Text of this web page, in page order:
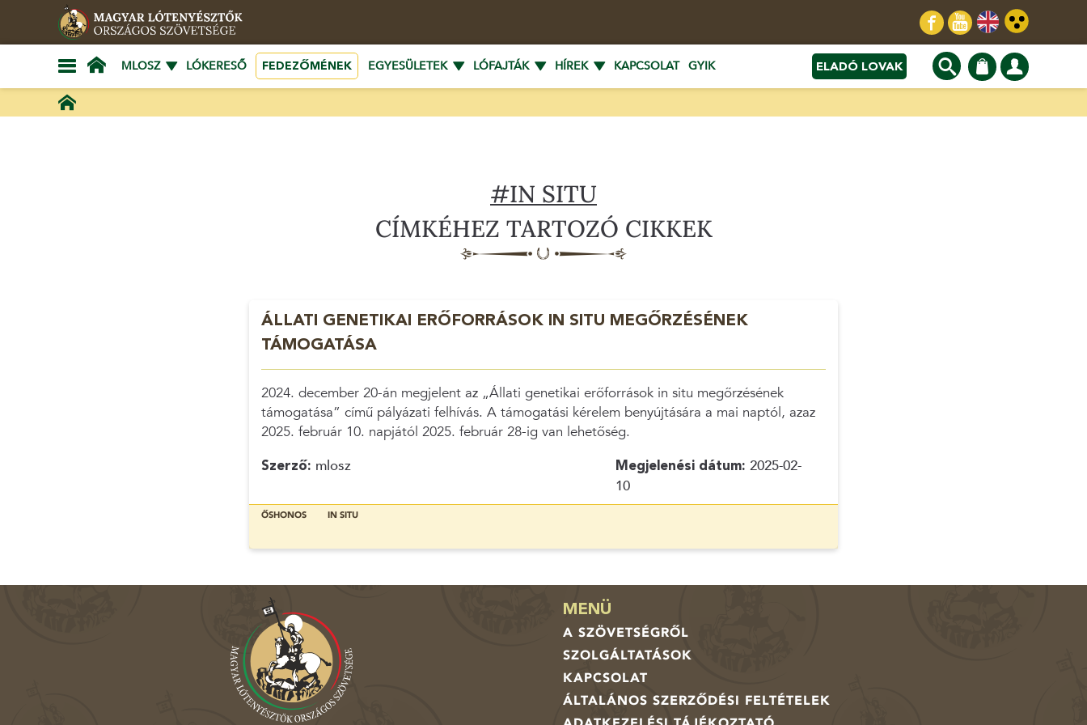
MLOSZ LÓKERESŐ FEDEZŐMÉNEK EGYESÜLETEK LÓFAJTÁK HÍREK KAPCSOLAT GYIK ELADÓ LOVAK
#IN SITU
CÍMKÉHEZ TARTOZÓ CIKKEK
ÁLLATI GENETIKAI ERŐFORRÁSOK IN SITU MEGŐRZÉSÉNEK
TÁMOGATÁSA
2024. december 20-án megjelent az „Állati genetikai erőforrások in situ megőrzésének
támogatása” című pályázati felhívás. A támogatási kérelem benyújtására a mai naptól, azaz
2025. február 10. napjától 2025. február 28-ig van lehetőség.
Szerző: mlosz Megjelenési dátum: 2025-02-
10
ŐSHONOS IN SITU
MENÜ
A SZÖVETSÉGRŐL
SZOLGÁLTATÁSOK
KAPCSOLAT
ÁLTALÁNOS SZERZŐDÉSI FELTÉTELEK